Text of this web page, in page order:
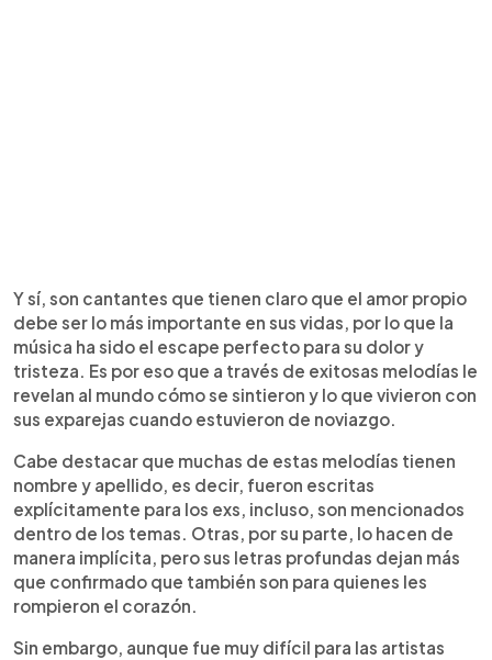
Y sí, son cantantes que tienen claro que el amor propio
debe ser lo más importante en sus vidas, por lo que la
música ha sido el escape perfecto para su dolor y
tristeza. Es por eso que a través de exitosas melodías le
revelan al mundo cómo se sintieron y lo que vivieron con
sus exparejas cuando estuvieron de noviazgo.
Cabe destacar que muchas de estas melodías tienen
nombre y apellido, es decir, fueron escritas
explícitamente para los exs, incluso, son mencionados
dentro de los temas. Otras, por su parte, lo hacen de
manera implícita, pero sus letras profundas dejan más
que confirmado que también son para quienes les
rompieron el corazón.
Sin embargo, aunque fue muy difícil para las artistas